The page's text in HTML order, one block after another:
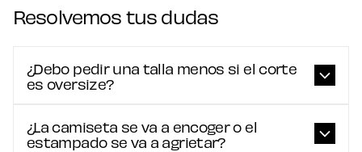
Resolvemos tus dudas
¿Debo pedir una talla menos si el corte
es oversize?
¿La camiseta se va a encoger o el
estampado se va a agrietar?